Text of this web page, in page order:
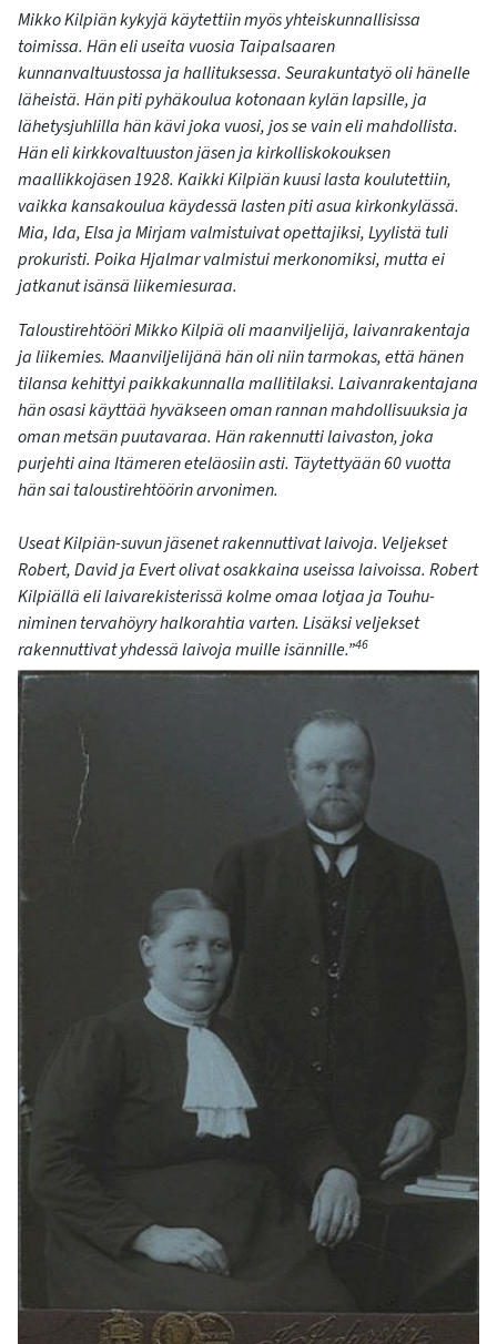
Mikko Kilpiän kykyjä käytettiin myös yhteiskunnallisissa
toimissa. Hän eli useita vuosia Taipalsaaren
kunnanvaltuustossa ja hallituksessa. Seurakuntatyö oli hänelle
läheistä. Hän piti pyhäkoulua kotonaan kylän lapsille, ja
lähetysjuhlilla hän kävi joka vuosi, jos se vain eli mahdollista.
Hän eli kirkkovaltuuston jäsen ja kirkolliskokouksen
maallikkojäsen 1928. Kaikki Kilpiän kuusi lasta koulutettiin,
vaikka kansakoulua käydessä lasten piti asua kirkonkylässä.
Mia, Ida, Elsa ja Mirjam valmistuivat opettajiksi, Lyylistä tuli
prokuristi. Poika Hjalmar valmistui merkonomiksi, mutta ei
jatkanut isänsä liikemiesuraa.
Taloustirehtööri Mikko Kilpiä oli maanviljelijä, laivanrakentaja
ja liikemies. Maanviljelijänä hän oli niin tarmokas, että hänen
tilansa kehittyi paikkakunnalla mallitilaksi. Laivanrakentajana
hän osasi käyttää hyväkseen oman rannan mahdollisuuksia ja
oman metsän puutavaraa. Hän rakennutti laivaston, joka
purjehti aina Itämeren eteläosiin asti. Täytettyään 60 vuotta
hän sai taloustirehtöörin arvonimen.
Useat Kilpiän-suvun jäsenet rakennuttivat laivoja. Veljekset
Robert, David ja Evert olivat osakkaina useissa laivoissa. Robert
Kilpiällä eli laivarekisterissä kolme omaa lotjaa ja Touhu-
niminen tervahöyry halkorahtia varten. Lisäksi veljekset
rakennuttivat yhdessä laivoja muille isännille.”46